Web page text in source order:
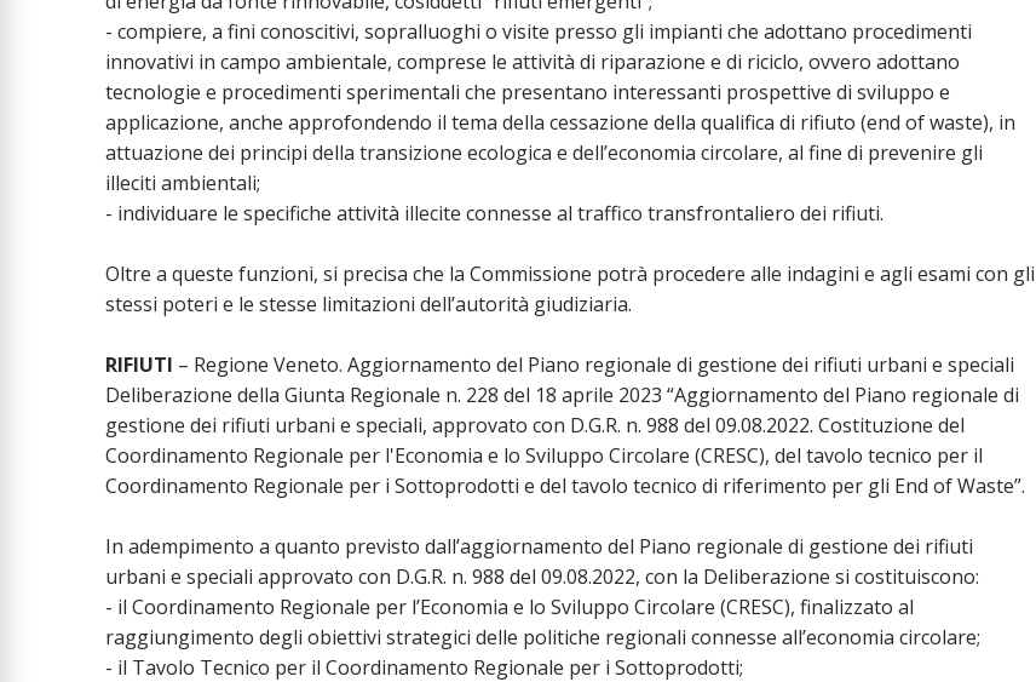
- compiere, a fini conoscitivi, sopralluoghi o visite presso gli impianti che adottano procedimenti
innovativi in campo ambientale, comprese le attività di riparazione e di riciclo, ovvero adottano
tecnologie e procedimenti sperimentali che presentano interessanti prospettive di sviluppo e
applicazione, anche approfondendo il tema della cessazione della qualifica di rifiuto (end of waste), in
attuazione dei principi della transizione ecologica e dell’economia circolare, al fine di prevenire gli
illeciti ambientali;
- individuare le specifiche attività illecite connesse al traffico transfrontaliero dei rifiuti.
Oltre a queste funzioni, si precisa che la Commissione potrà procedere alle indagini e agli esami con gli
stessi poteri e le stesse limitazioni dell’autorità giudiziaria.
RIFIUTI – Regione Veneto. Aggiornamento del Piano regionale di gestione dei rifiuti urbani e speciali
Deliberazione della Giunta Regionale n. 228 del 18 aprile 2023 “Aggiornamento del Piano regionale di
gestione dei rifiuti urbani e speciali, approvato con D.G.R. n. 988 del 09.08.2022. Costituzione del
Coordinamento Regionale per l'Economia e lo Sviluppo Circolare (CRESC), del tavolo tecnico per il
Coordinamento Regionale per i Sottoprodotti e del tavolo tecnico di riferimento per gli End of Waste”.
In adempimento a quanto previsto dall’aggiornamento del Piano regionale di gestione dei rifiuti
urbani e speciali approvato con D.G.R. n. 988 del 09.08.2022, con la Deliberazione si costituiscono:
- il Coordinamento Regionale per l’Economia e lo Sviluppo Circolare (CRESC), finalizzato al
raggiungimento degli obiettivi strategici delle politiche regionali connesse all’economia circolare;
- il Tavolo Tecnico per il Coordinamento Regionale per i Sottoprodotti;